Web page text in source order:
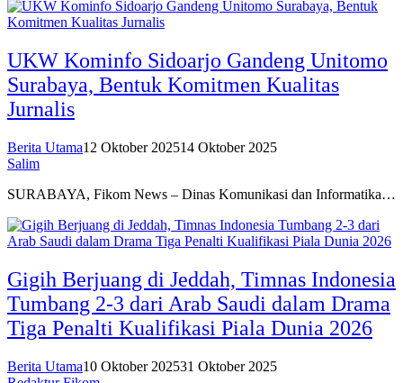
UKW Kominfo Sidoarjo Gandeng Unitomo
Surabaya, Bentuk Komitmen Kualitas
Jurnalis
Berita Utama12 Oktober 202514 Oktober 2025
Salim
SURABAYA, Fikom News – Dinas Komunikasi dan Informatika…
Gigih Berjuang di Jeddah, Timnas Indonesia
Tumbang 2-3 dari Arab Saudi dalam Drama
Tiga Penalti Kualifikasi Piala Dunia 2026
Berita Utama10 Oktober 202531 Oktober 2025